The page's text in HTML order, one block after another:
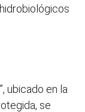
ubicado en la
se